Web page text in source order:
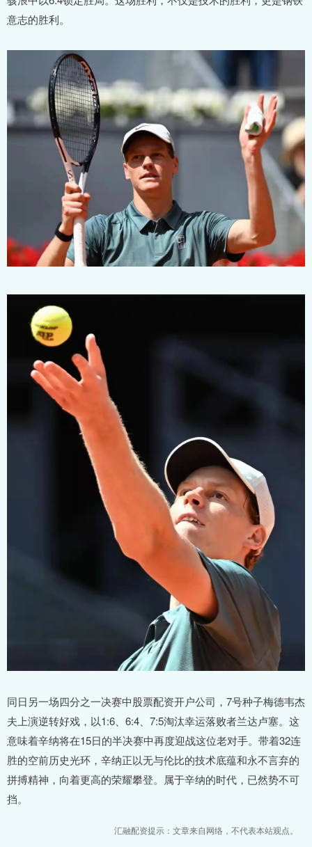
意志的胜利。
同日另一场四分之一决赛中股票配资开户公司，7号种子梅德韦杰
夫上演逆转好戏，以1:6、6:4、7:5淘汰幸运落败者兰达卢塞。这
意味着辛纳将在15日的半决赛中再度迎战这位老对手。带着32连
胜的空前历史光环，辛纳正以无与伦比的技术底蕴和永不言弃的
拼搏精神，向着更高的荣耀攀登。属于辛纳的时代，已然势不可
挡。
汇融配资提示：文章来自网络，不代表本站观点。